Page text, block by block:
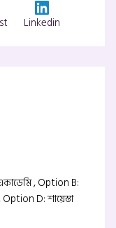
Linkedin
, Option B:
D: শায়েস্তা